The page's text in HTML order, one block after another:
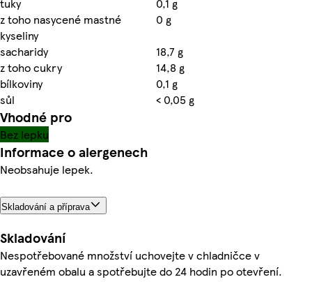
z toho nasycené mastné
kyseliny
0 g
sacharidy
18,7 g
z toho cukry
14,8 g
bílkoviny
0,1 g
sůl
< 0,05 g
Vhodné pro
Bez lepku
Informace o alergenech
Neobsahuje lepek.
Skladování a příprava
Skladování
Nespotřebované množství uchovejte v chladničce v
uzavřeném obalu a spotřebujte do 24 hodin po otevření.